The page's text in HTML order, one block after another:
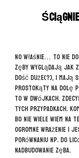
No właśnie… to nie
zęby wyglądają jak
dość duże(?), i mają
prostokąty na dolę
to w dwójkach.
tych przypadkach.
bo nie wiele wiem
ogromne wrażenie i
porównaniu np. do
nadbudowanie zęba.